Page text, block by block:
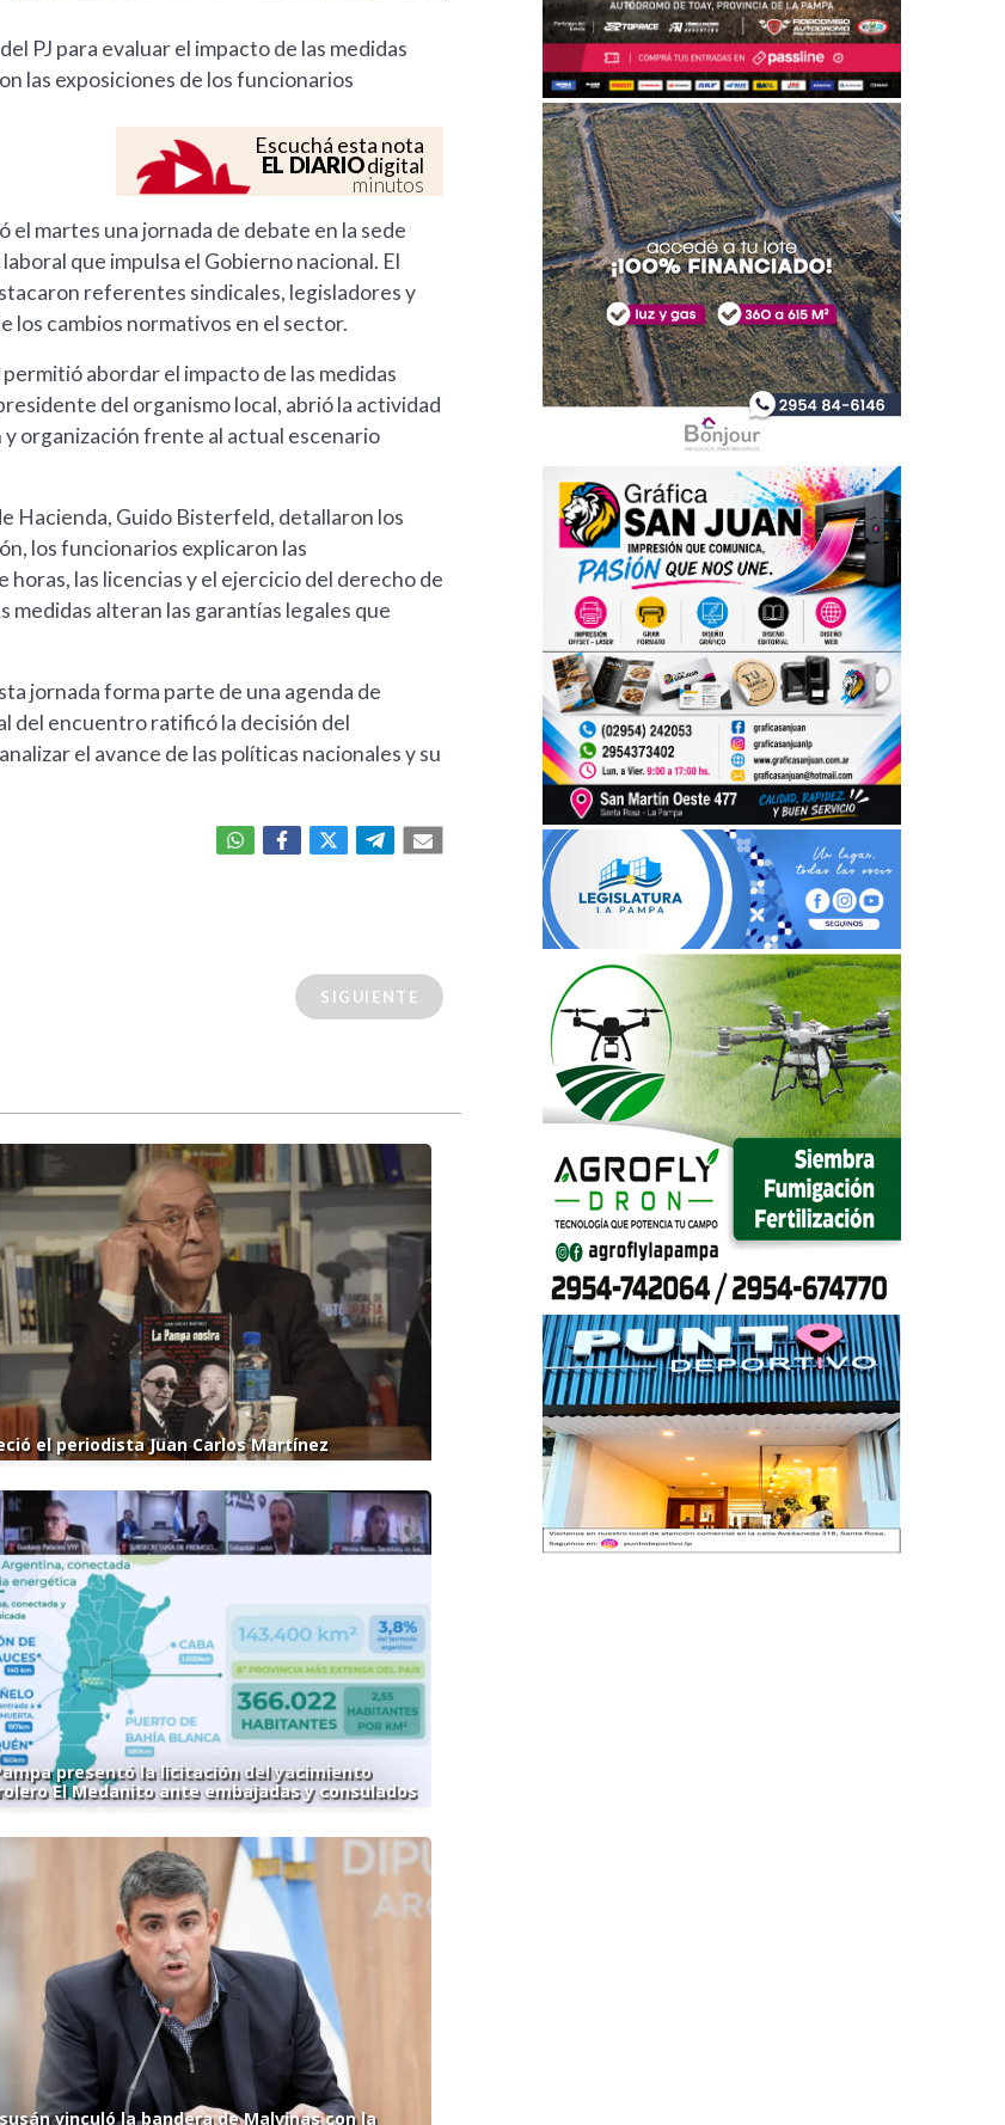
PJ para evaluar el impacto de las medidas
las exposiciones de los funcionarios
Escuchá esta nota
EL DIARIOdigital
minutos
el martes una jornada de debate en la sede
que impulsa el Gobierno nacional. El
referentes sindicales, legisladores y
los cambios normativos en el sector.
abordar el impacto de las medidas
del organismo local, abrió la actividad
organización frente al actual escenario
Hacienda, Guido Bisterfeld, detallaron los
los funcionarios explicaron las
las licencias y el ejercicio del derecho de
medidas alteran las garantías legales que
jornada forma parte de una agenda de
del encuentro ratificó la decisión del
el avance de las políticas nacionales y su
SIGUIENTE
el periodista Juan Carlos Martínez
presentó la licitación del yacimiento
El Medanito ante embajadas y consulados
vinculó la bandera de Malvinas con la